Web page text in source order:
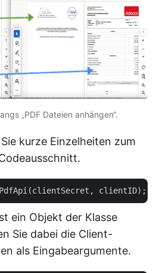
„PDF Dateien anhängen“.
kurze Einzelheiten zum
ein Objekt der Klasse
Sie dabei die Client-
als Eingabeargumente.